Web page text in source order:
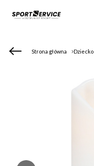
Strona główna Dziecko